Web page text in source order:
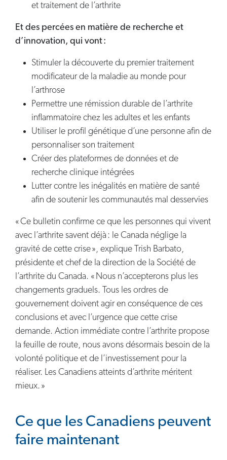
et traitement de l’arthrite
Et des percées en matière de recherche et
d’innovation, qui vont :
Stimuler la découverte du premier traitement
modificateur de la maladie au monde pour
l’arthrose
Permettre une rémission durable de l’arthrite
inflammatoire chez les adultes et les enfants
Utiliser le profil génétique d’une personne afin de
personnaliser son traitement
Créer des plateformes de données et de
recherche clinique intégrées
Lutter contre les inégalités en matière de santé
afin de soutenir les communautés mal desservies
« Ce bulletin confirme ce que les personnes qui vivent
avec l’arthrite savent déjà : le Canada néglige la
gravité de cette crise », explique Trish Barbato,
présidente et chef de la direction de la Société de
l’arthrite du Canada. « Nous n’accepterons plus les
changements graduels. Tous les ordres de
gouvernement doivent agir en conséquence de ces
conclusions et avec l’urgence que cette crise
demande. Action immédiate contre l’arthrite propose
la feuille de route, nous avons désormais besoin de la
volonté politique et de l’investissement pour la
réaliser. Les Canadiens atteints d’arthrite méritent
mieux. »
Ce que les Canadiens peuvent
faire maintenant